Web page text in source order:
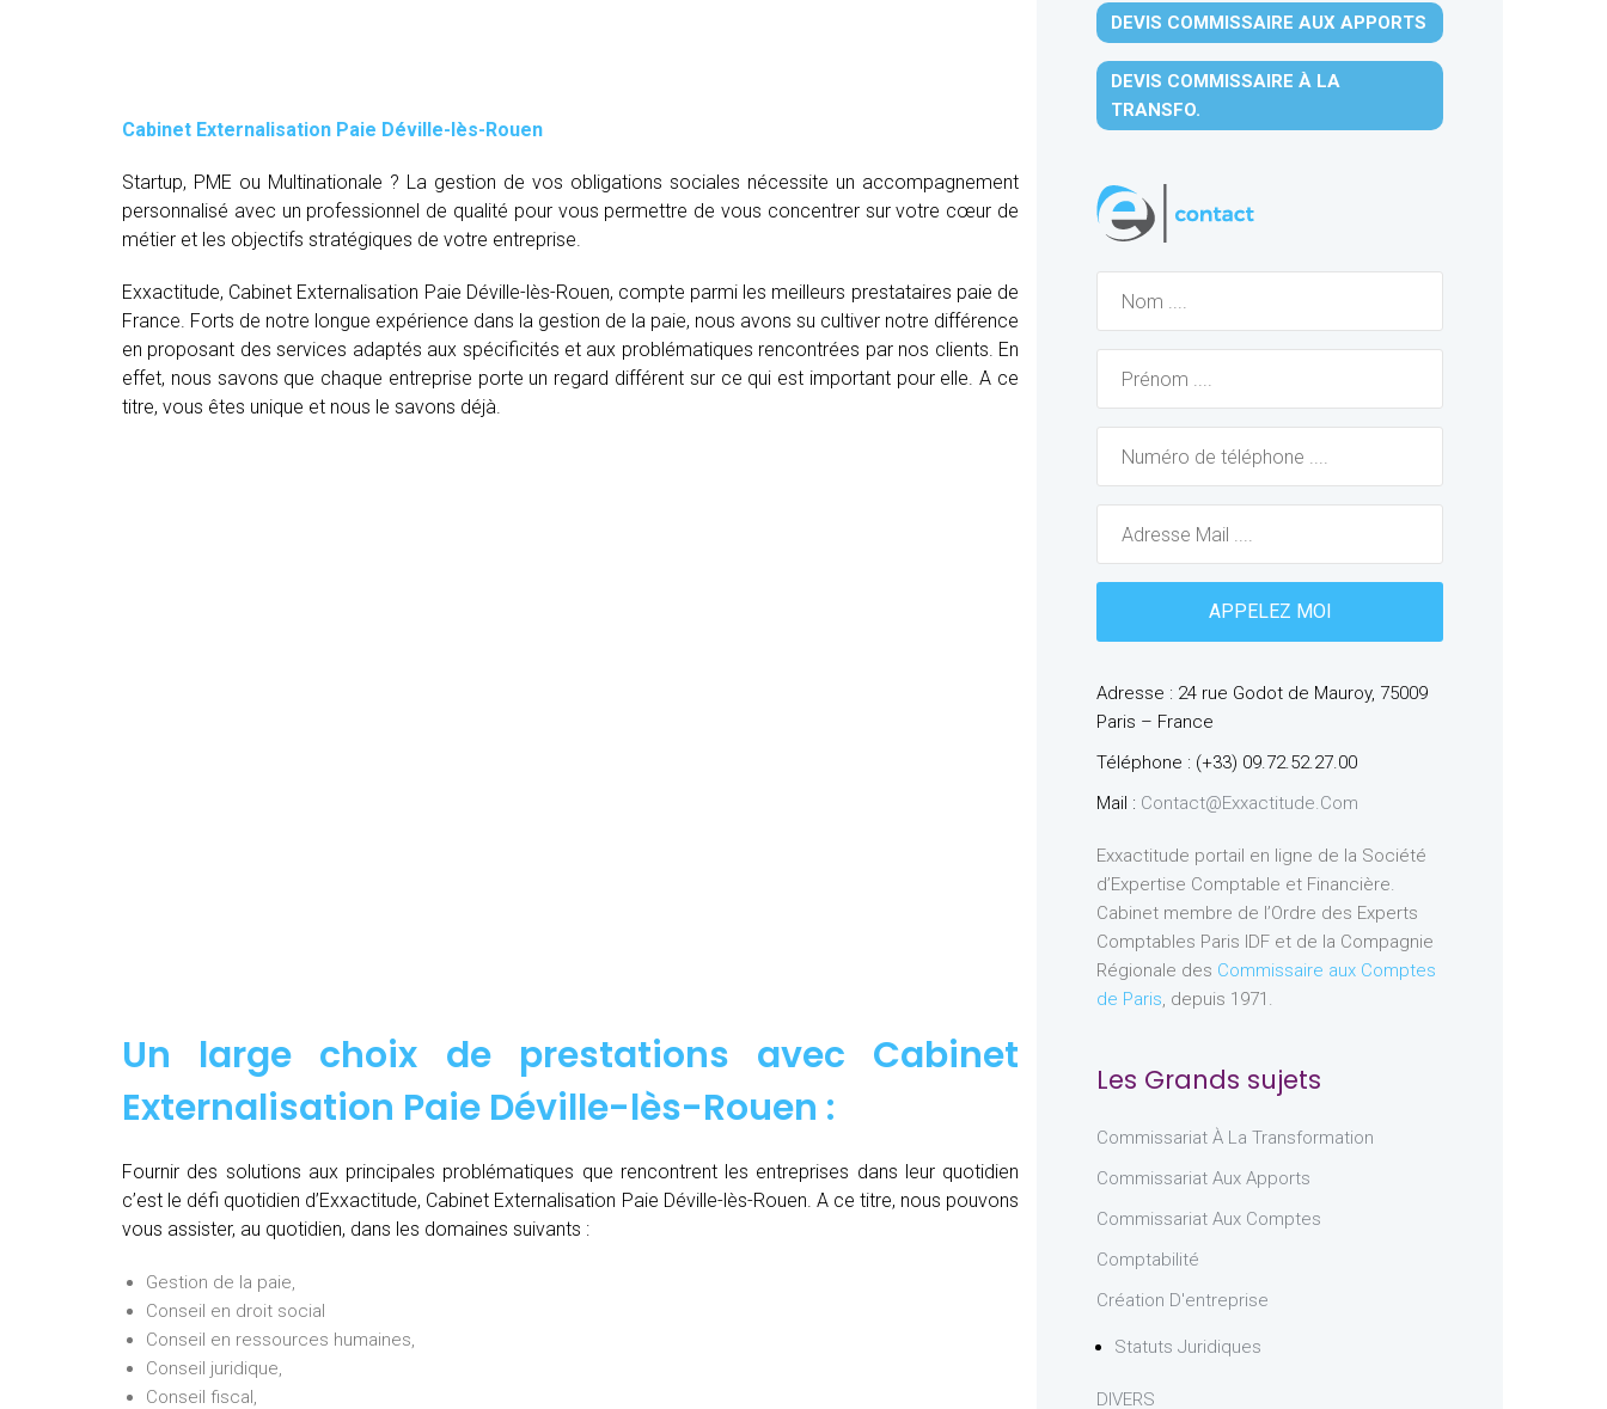
Cabinet Externalisation Paie Déville-lès-Rouen
Startup, PME ou Multinationale ? La gestion de vos obligations sociales nécessite un accompagnement
personnalisé avec un professionnel de qualité pour vous permettre de vous concentrer sur votre cœur de
métier et les objectifs stratégiques de votre entreprise.
Exxactitude, Cabinet Externalisation Paie Déville-lès-Rouen, compte parmi les meilleurs prestataires paie de
France. Forts de notre longue expérience dans la gestion de la paie, nous avons su cultiver notre différence
en proposant des services adaptés aux spécificités et aux problématiques rencontrées par nos clients. En
effet, nous savons que chaque entreprise porte un regard différent sur ce qui est important pour elle. A ce
titre, vous êtes unique et nous le savons déjà.
Un large choix de prestations avec Cabinet
Externalisation Paie Déville-lès-Rouen :
Fournir des solutions aux principales problématiques que rencontrent les entreprises dans leur quotidien
c’est le défi quotidien d’Exxactitude, Cabinet Externalisation Paie Déville-lès-Rouen. A ce titre, nous pouvons
vous assister, au quotidien, dans les domaines suivants :
Gestion de la paie,
Conseil en droit social
Conseil en ressources humaines,
Conseil juridique,
Conseil fiscal,
DEVIS COMMISSAIRE AUX APPORTS
DEVIS COMMISSAIRE À LA
TRANSFO.
Adresse : 24 rue Godot de Mauroy, 75009
Paris – France
Téléphone : (+33) 09.72.52.27.00
Mail : Contact@exxactitude.com
Exxactitude portail en ligne de la Société
d’Expertise Comptable et Financière.
Cabinet membre de l’Ordre des Experts
Comptables Paris IDF et de la Compagnie
Régionale des Commissaire aux Comptes
de Paris, depuis 1971.
Les Grands sujets
Commissariat À La Transformation
Commissariat Aux Apports
Commissariat Aux Comptes
Comptabilité
Création D'entreprise
Statuts Juridiques
DIVERS